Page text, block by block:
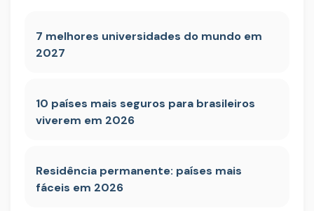
7 melhores universidades do mundo em
2027
10 países mais seguros para brasileiros
viverem em 2026
Residência permanente: países mais
fáceis em 2026